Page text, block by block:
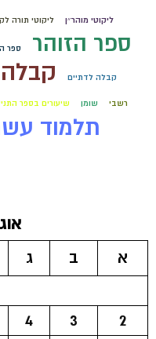
ליקוטי מוהר״ן ליקוטי תורה
ספר הזוהר ספר
קבלה לדתיים
רשבי שומן שיעורים בספר
תלמוד
א
ב ג
2
3
4